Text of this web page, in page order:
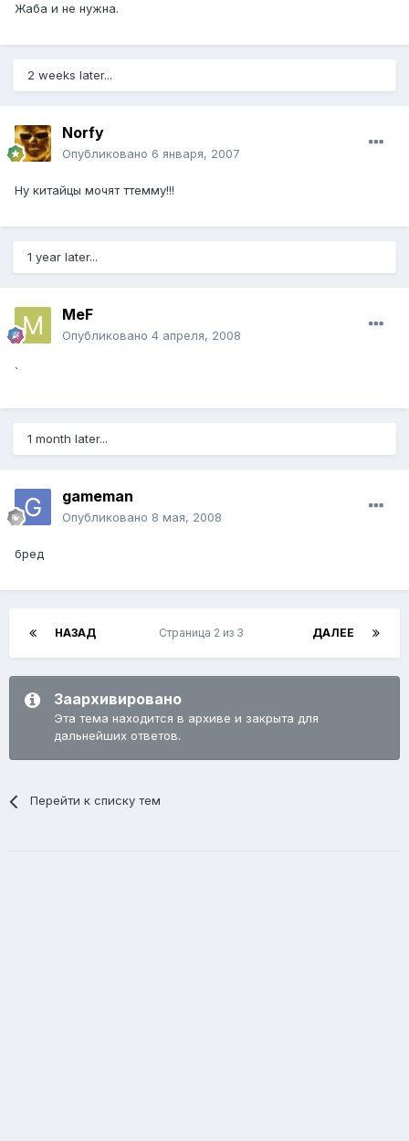
Жаба и не нужна.
2 weeks later...
Norfy
Опубликовано 6 января, 2007
Ну китайцы мочят ттемму!!!
1 year later...
MeF
Опубликовано 4 апреля, 2008
`
1 month later...
gameman
Опубликовано 8 мая, 2008
бред
НАЗАД ДАЛЕЕ
Страница 2 из 3
Заархивировано
Эта тема находится в архиве и закрыта для
дальнейших ответов.
Перейти к списку тем